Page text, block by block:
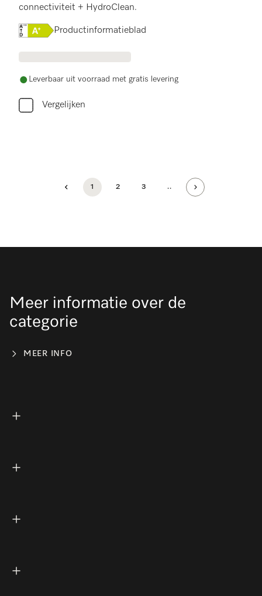
connectiviteit + HydroClean.
Online Label Flag, Energielabel
Productinformatieblad
Leverbaar uit voorraad met gratis levering
Vergelijken
1 2 3 ..
Meer informatie over de
categorie
MEER INFO